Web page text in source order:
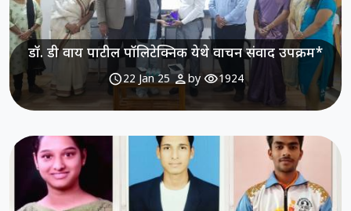
डॉ. डी वाय पाटील पॉलिटेक्निक येथे वाचन संवाद उपक्रम*
schedule22 Jan 25 personby visibility1924